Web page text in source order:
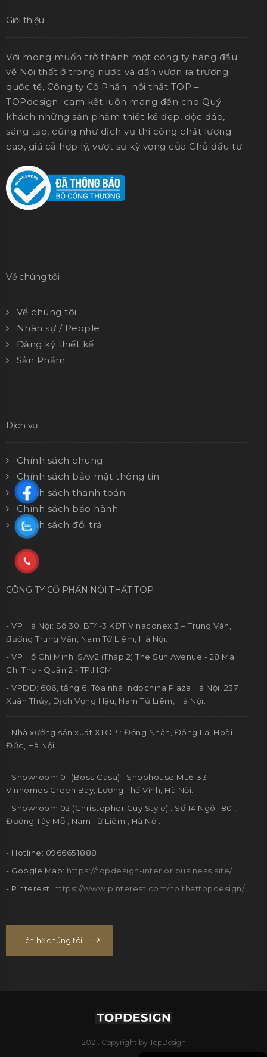
Giới thiệu
Với mong muốn trở thành một công ty hàng đầu
về Nội thất ở trong nước và dần vươn ra trường
quốc tế, Công ty Cổ Phần nội thất TOP –
TOPdesign cam kết luôn mang đến cho Quý
khách những sản phẩm thiết kế đẹp, độc đáo,
sáng tạo, cũng như dịch vụ thi công chất lượng
cao, giá cả hợp lý, vượt sự kỳ vọng của Chủ đầu tư.
Về chúng tôi
Về chúng tôi
Nhân sự / People
Đăng ký thiết kế
Sản Phẩm
Dịch vụ
Chính sách chung
Chính sách bảo mật thông tin
Chính sách thanh toán
Chính sách bảo hành
Chính sách đổi trả
CÔNG TY CỔ PHẦN NỘI THẤT TOP
- VP Hà Nội: Số 30, BT4-3 KĐT Vinaconex 3 – Trung Văn,
đường Trung Văn, Nam Từ Liêm, Hà Nội.
- VP Hồ Chí Minh: SAV2 (Tháp 2) The Sun Avenue - 28 Mai
Chí Thọ - Quận 2 - TP.HCM
- VPDD: 606, tầng 6, Tòa nhà Indochina Plaza Hà Nội, 237
Xuân Thủy, Dịch Vọng Hậu, Nam Từ Liêm, Hà Nội.
- Nhà xưởng sản xuất XTOP : Đồng Nhân, Đông La, Hoài
Đức, Hà Nội.
- Showroom 01 (Boss Casa) : Shophouse ML6-33
Vinhomes Green Bay, Lương Thế Vinh, Hà Nội.
- Showroom 02 (Christopher Guy Style) : Số 14 Ngõ 180 ,
Đường Tây Mỗ , Nam Từ Liêm , Hà Nội.
- Hotline: 0966651888
- Google Map: https://topdesign-interior.business.site/
- Pinterest: https://www.pinterest.com/noithattopdesign/
LIên hệ chúng tôi
2021. Copyright by TopDesign